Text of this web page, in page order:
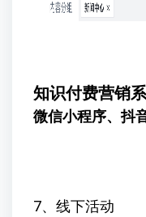
知识付费营销
微信小程序、抖
7、线下活动